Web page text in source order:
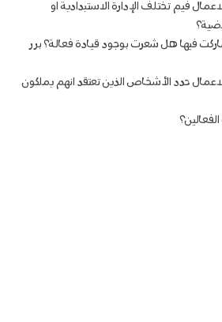
فيم تختلف الإدارة الاستبدادية او
فيها هل شعرت بوجود قيادة فعالة؟ برر
حدد الأشخاص الذين تعتقد انهم يملكون